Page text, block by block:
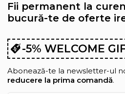
Fii permanent la
bucură-te de oferte
-5% WELCOME
Abonează-te la newsletter-ul
reducere la prima comandă.